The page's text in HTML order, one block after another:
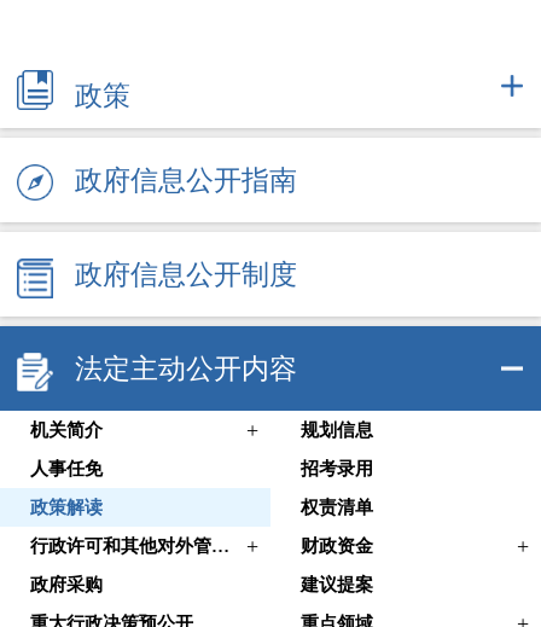
政策
政府信息公开指南
政府信息公开制度
法定主动公开内容
机关简介 +
规划信息
人事任免
招考录用
政策解读
权责清单
行政许可和其他对外管理服务信息
+ 财政资金 +
政府采购
建议提案